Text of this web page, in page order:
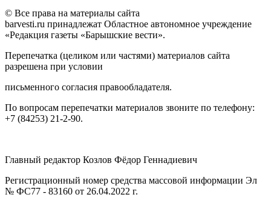
© Все права на материалы сайта
barvesti.ru принадлежат Областное автономное учреждение
«Редакция газеты «Барышские вести».
Перепечатка (целиком или частями) материалов сайта
разрешена при условии
письменного согласия правообладателя.
По вопросам перепечатки материалов звоните по телефону:
+7 (84253) 21-2-90.
Главный редактор Козлов Фёдор Геннадиевич
Регистрационный номер средства массовой информации Эл
№ ФС77 - 83160 от 26.04.2022 г.